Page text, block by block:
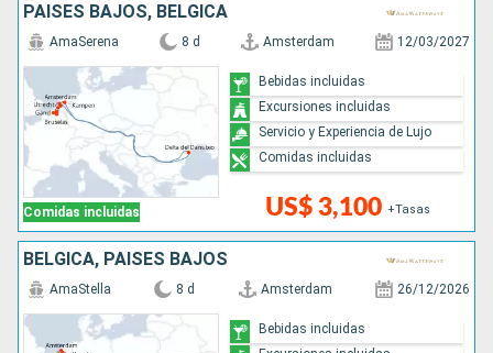
PAISES BAJOS, BÉLGICA
Comidas incluidas
AmaSerena 8 d Amsterdam 12/03/2027
US$ 3,100 +Tasas
Bebidas incluidas
Excursiones incluidas
Servicio y Experiencia de Lujo
Comidas incluidas
BÉLGICA, PAISES BAJOS
AmaStella 8 d Amsterdam 26/12/2026
Bebidas incluidas